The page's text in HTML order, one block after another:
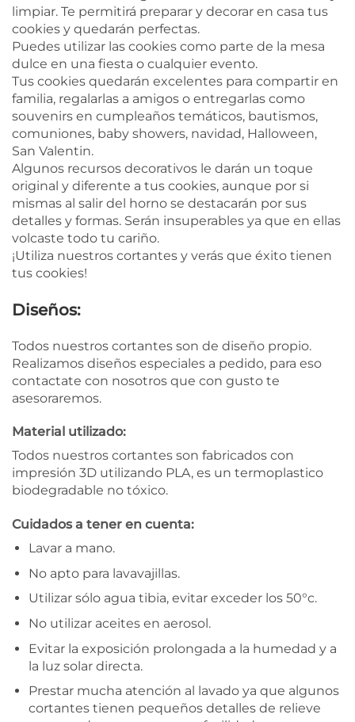
limpiar. Te permitirá preparar y decorar en casa tus
cookies y quedarán perfectas.
Puedes utilizar las cookies como parte de la mesa
dulce en una fiesta o cualquier evento.
Tus cookies quedarán excelentes para compartir en
familia, regalarlas a amigos o entregarlas como
souvenirs en cumpleaños temáticos, bautismos,
comuniones, baby showers, navidad, Halloween,
San Valentin.
Algunos recursos decorativos le darán un toque
original y diferente a tus cookies, aunque por si
mismas al salir del horno se destacarán por sus
detalles y formas. Serán insuperables ya que en ellas
volcaste todo tu cariño.
¡Utiliza nuestros cortantes y verás que éxito tienen
tus cookies!
Diseños:
Todos nuestros cortantes son de diseño propio.
Realizamos diseños especiales a pedido, para eso
contactate con nosotros que con gusto te
asesoraremos.
Material utilizado:
Todos nuestros cortantes son fabricados con
impresión 3D utilizando PLA, es un termoplastico
biodegradable no tóxico.
Cuidados a tener en cuenta:
Lavar a mano.
No apto para lavavajillas.
Utilizar sólo agua tibia, evitar exceder los 50°c.
No utilizar aceites en aerosol.
Evitar la exposición prolongada a la humedad y a
la luz solar directa.
Prestar mucha atención al lavado ya que algunos
cortantes tienen pequeños detalles de relieve